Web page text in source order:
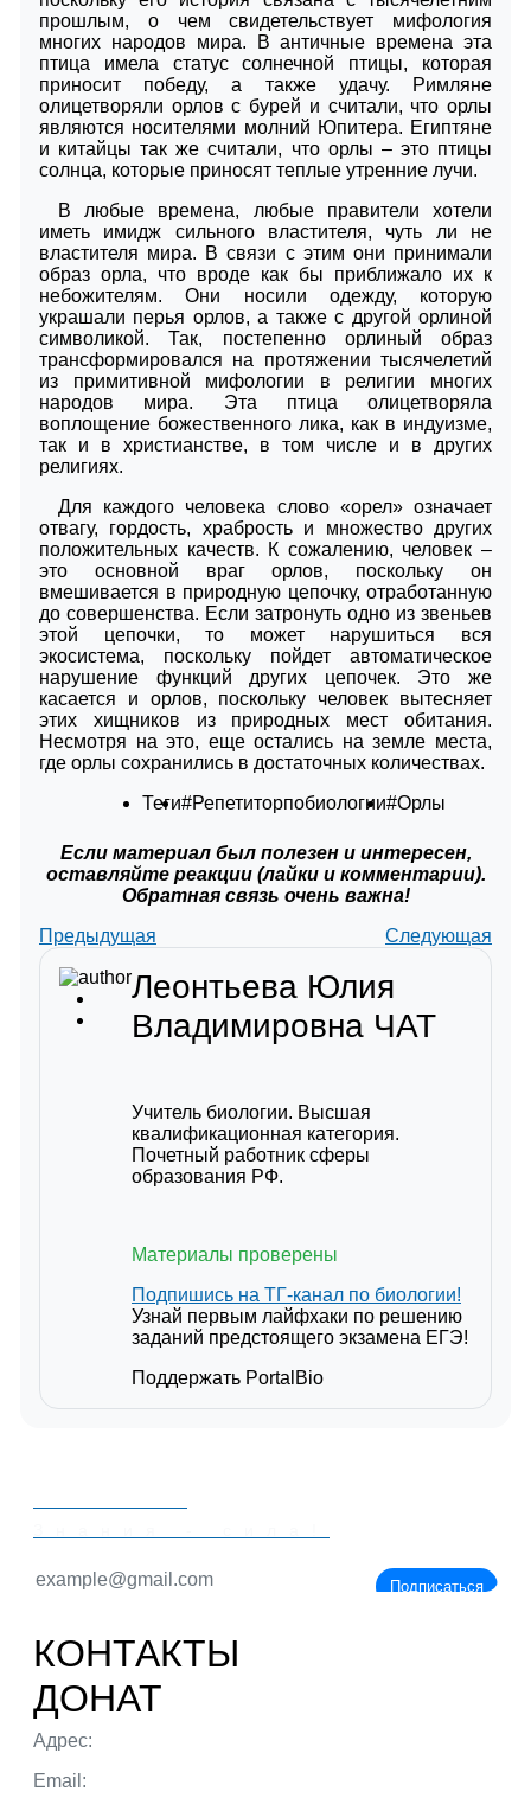
прошлым, о чем свидетельствует мифология
многих народов мира. В античные времена эта
птица имела статус солнечной птицы, которая
приносит победу, а также удачу. Римляне
олицетворяли орлов с бурей и считали, что орлы
являются носителями молний Юпитера. Египтяне
и китайцы так же считали, что орлы – это птицы
солнца, которые приносят теплые утренние лучи.
В любые времена, любые правители хотели
иметь имидж сильного властителя, чуть ли не
властителя мира. В связи с этим они принимали
образ орла, что вроде как бы приближало их к
небожителям. Они носили одежду, которую
украшали перья орлов, а также с другой орлиной
символикой. Так, постепенно орлиный образ
трансформировался на протяжении тысячелетий
из примитивной мифологии в религии многих
народов мира. Эта птица олицетворяла
воплощение божественного лика, как в индуизме,
так и в христианстве, в том числе и в других
религиях.
Для каждого человека слово «орел» означает
отвагу, гордость, храбрость и множество других
положительных качеств. К сожалению, человек –
это основной враг орлов, поскольку он
вмешивается в природную цепочку, отработанную
до совершенства. Если затронуть одно из звеньев
этой цепочки, то может нарушиться вся
экосистема, поскольку пойдет автоматическое
нарушение функций других цепочек. Это же
касается и орлов, поскольку человек вытесняет
этих хищников из природных мест обитания.
Несмотря на это, еще остались на земле места,
где орлы сохранились в достаточных количествах.
Теги#Репетиторпобиологии#Орлы
Если материал был полезен и интересен,
оставляйте реакции (лайки и комментарии).
Обратная связь очень важна!
Предыдущая
Следующая
Леонтьева Юлия
Владимировна ЧАТ
Учитель биологии. Высшая
квалификационная категория.
Почетный работник сферы
образования РФ.
Материалы проверены
Подпишись на ТГ-канал по биологии!
Узнай первым лайфхаки по решению
заданий предстоящего экзамена ЕГЭ!
Поддержать PortalBio
Подписаться
КОНТАКТЫ
ДОНАТ
Адрес:
Email: